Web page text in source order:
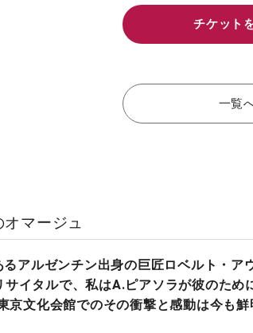
チケット
一覧
マージュ
アルゼンチン出身の巨匠ロベルト・ア
イタルで、私はA.ピアソラが彼のため
京文化会館でのその衝撃と感動は今も